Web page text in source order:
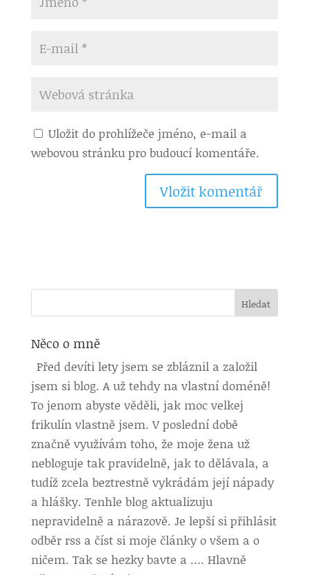
Uložit do prohlížeče jméno, e-mail a
webovou stránku pro budoucí komentáře.
Něco o mně
Před devíti lety jsem se zbláznil a založil
jsem si blog. A už tehdy na vlastní doméně!
To jenom abyste věděli, jak moc velkej
frikulín vlastně jsem. V poslední době
značně využívám toho, že moje žena už
nebloguje tak pravidelně, jak to dělávala, a
tudíž zcela beztrestně vykrádám její nápady
a hlášky. Tenhle blog aktualizuju
nepravidelně a nárazově. Je lepší si přihlásit
odběr rss a číst si moje články o všem a o
ničem. Tak se hezky bavte a …. Hlavně